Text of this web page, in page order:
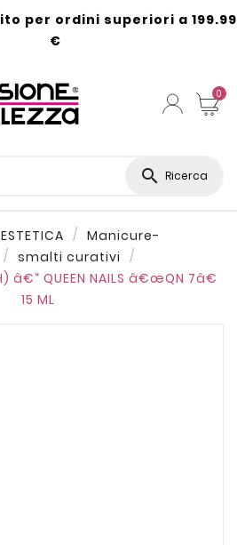
per ordini superiori a 199.99
€
0
 Ricerca
ESTETICA
Manicure-
smalti curativi
â€“ QUEEN NAILS â€œQN 7â€
15 ML